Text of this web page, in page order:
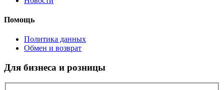
Помощь
Политика данных
Обмен и возврат
Для бизнеса и розницы